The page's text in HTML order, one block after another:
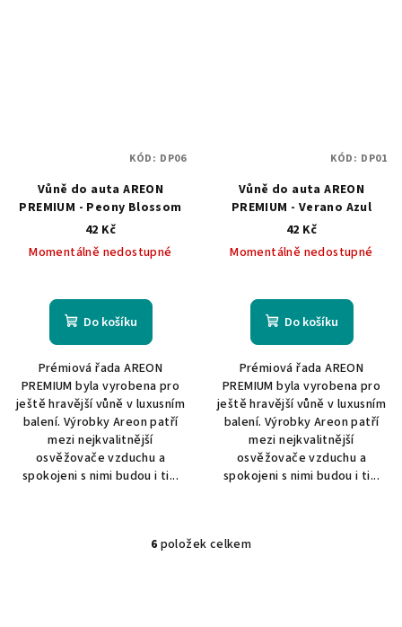
Vůně do auta AREON
PREMIUM - Peony Blossom
42 Kč
Momentálně nedostupné
Do košíku
Prémiová řada AREON
PREMIUM byla vyrobena pro
ještě hravější vůně v luxusním
balení. Výrobky Areon patří
mezi nejkvalitnější
osvěžovače vzduchu a
spokojeni s nimi budou i ti...
KÓD: DP06
Vůně do auta AREON
PREMIUM - Verano Azul
42 Kč
Momentálně nedostupné
Do košíku
Prémiová řada AREON
PREMIUM byla vyrobena pro
ještě hravější vůně v luxusním
balení. Výrobky Areon patří
mezi nejkvalitnější
osvěžovače vzduchu a
spokojeni s nimi budou i ti...
KÓD: DP01
O
6 položek celkem